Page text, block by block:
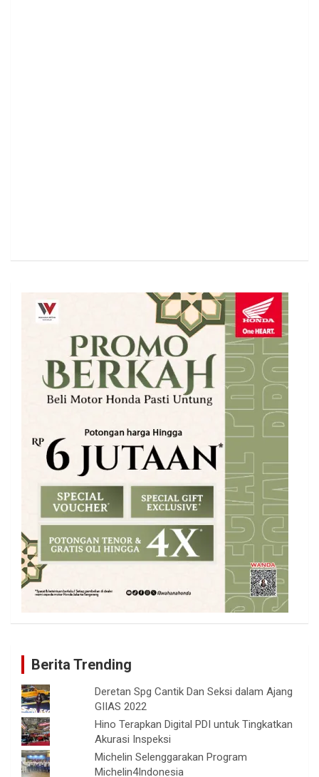
Berita Trending
Deretan Spg Cantik Dan Seksi dalam Ajang
GIIAS 2022
Hino Terapkan Digital PDI untuk Tingkatkan
Akurasi Inspeksi
Michelin Selenggarakan Program
Michelin4Indonesia